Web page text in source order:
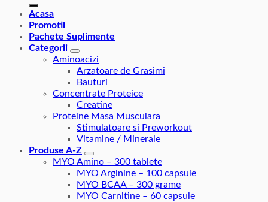
Acasa
Promotii
Pachete Suplimente
Categorii
Aminoacizi
Arzatoare de Grasimi
Bauturi
Concentrate Proteice
Creatine
Proteine Masa Musculara
Stimulatoare si Preworkout
Vitamine / Minerale
Produse A-Z
MYO Amino – 300 tablete
MYO Arginine – 100 capsule
MYO BCAA – 300 grame
MYO Carnitine – 60 capsule